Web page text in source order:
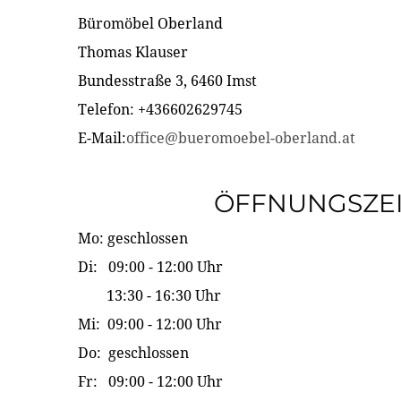
Büromöbel Oberland
Thomas Klauser
Bundesstraße 3, 6460 Imst
Telefon: +436602629745
E-Mail:office@bueromoebel-oberland.at
Mo: geschlossen
Di: 09:00 - 12:00 Uhr
13:30 - 16:30 Uhr
Mi: 09:00 - 12:00 Uhr
Do: geschlossen
Fr: 09:00 - 12:00 Uhr